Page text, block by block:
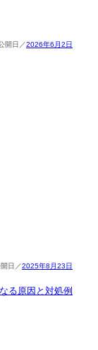
2026年6月2日
2025年8月23日
る原因と対処例